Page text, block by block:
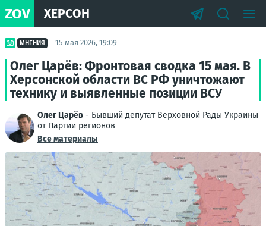
ZOV ХЕРСОН
МНЕНИЯ 15 мая 2026, 19:09
Олег Царёв: Фронтовая сводка 15 мая. В
Херсонской области ВС РФ уничтожают
технику и выявленные позиции ВСУ
Олег Царёв - Бывший депутат Верховной Рады Украины
от Партии регионов
Все материалы